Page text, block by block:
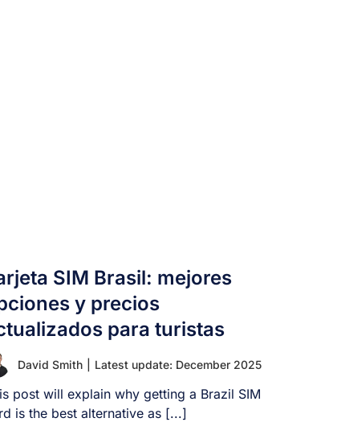
SIM Brasil: mejores
y precios
para turistas
David Smith Latest update: December 2025
post will explain why getting a Brazil SIM
is the best alternative as [...]